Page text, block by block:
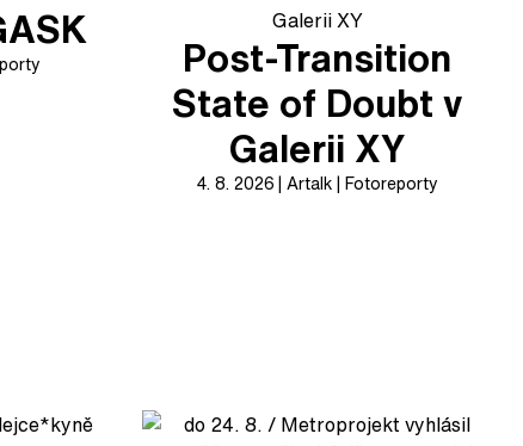
Post-Transition
State of Doubt v
Galerii XY
4. 8. 2026 Artalk Fotoreporty